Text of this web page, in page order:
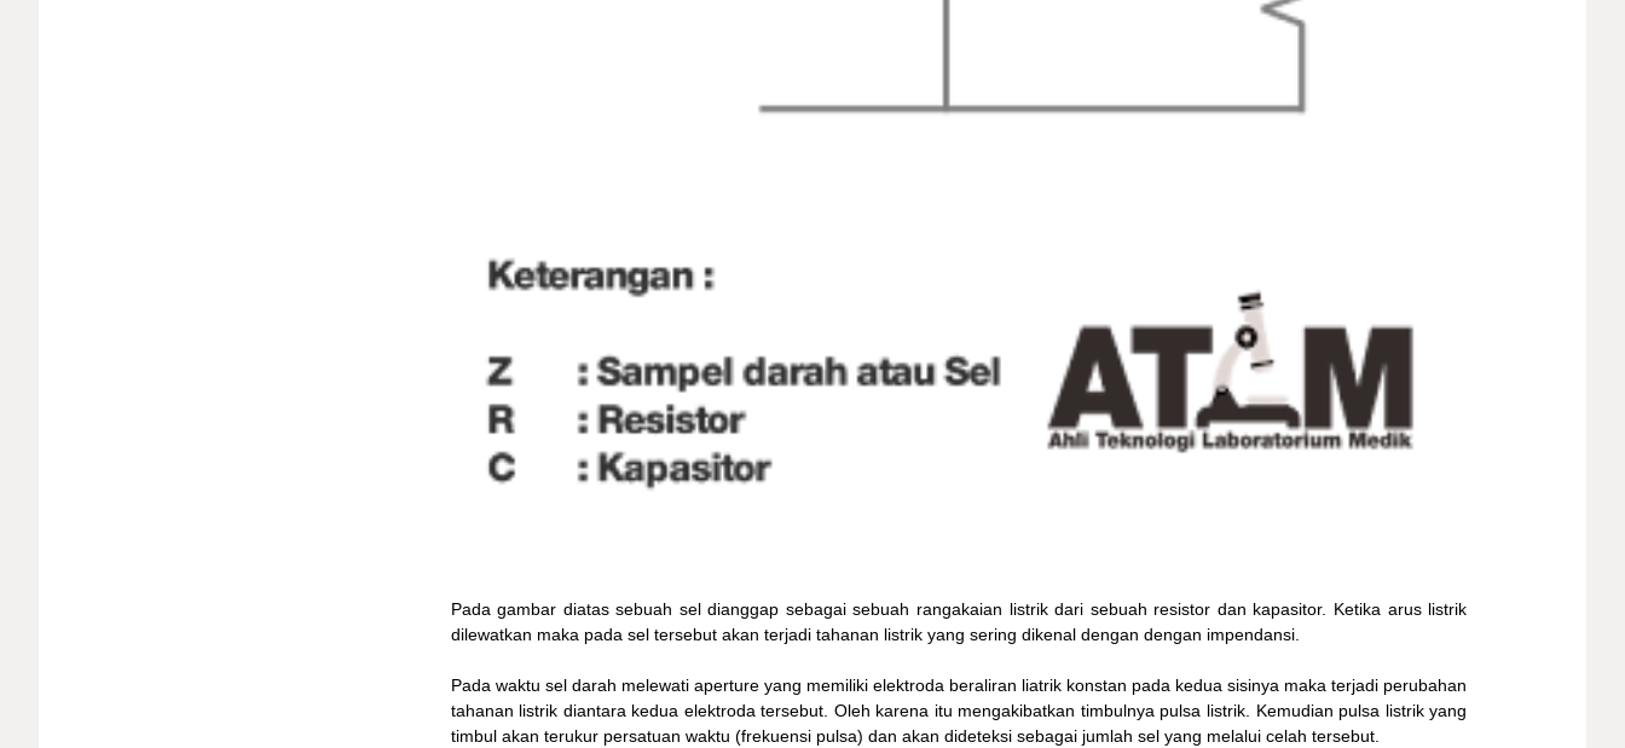
Pada gambar diatas sebuah sel dianggap sebagai sebuah rangakaian listrik dari sebuah resistor dan kapasitor. Ketika arus listrik
dilewatkan maka pada sel tersebut akan terjadi tahanan listrik yang sering dikenal dengan dengan impendansi.
Pada waktu sel darah melewati aperture yang memiliki elektroda beraliran liatrik konstan pada kedua sisinya maka terjadi perubahan
tahanan listrik diantara kedua elektroda tersebut. Oleh karena itu mengakibatkan timbulnya pulsa listrik. Kemudian pulsa listrik yang
timbul akan terukur persatuan waktu (frekuensi pulsa) dan akan dideteksi sebagai jumlah sel yang melalui celah tersebut.